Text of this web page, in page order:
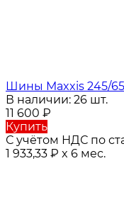
Шины Maxxis 245/65
В наличии: 26 шт.
11 600 ₽
Купить
С учётом НДС по
1 933,33 ₽ x 6 мес.